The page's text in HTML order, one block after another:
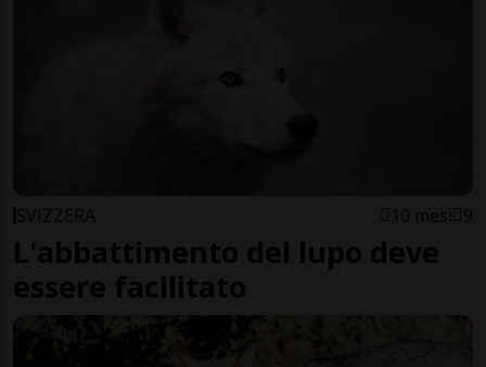
SVIZZERA 10 mesi 9
L'abbattimento del lupo deve
essere facilitato